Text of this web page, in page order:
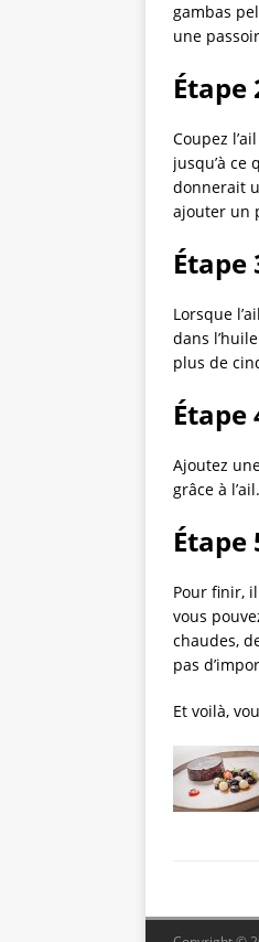
gambas
une
Étape
Coupez
jusqu’à ce
donnerait
ajouter un
Étape
Lorsque
dans
plus de
Ajoutez
grâce à
Étape
Pour finir,
vous
chaudes,
pas
Et voilà,